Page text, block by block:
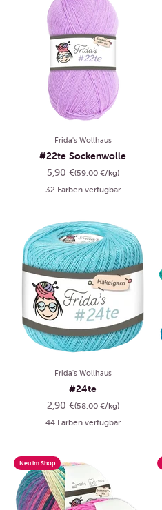
Frida's Wollhaus
#22te Sockenwolle
Angebot
5,90 €(59,00 €/kg)
32 Farben verfügbar
Frida's Wollhaus
#24te
Angebot
2,90 €(58,00 €/kg)
44 Farben verfügbar
Neu im Shop